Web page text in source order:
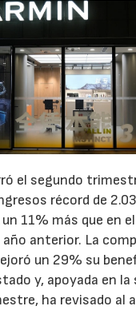
el segundo
récord de
11% más que en
año anterior. La
un 29% su
y, apoyada en la
ha revisado al